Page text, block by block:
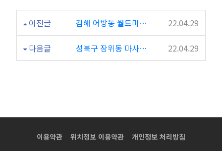
코
리
아
라
이전글 김해 어방동 월드마사지 후기요 ~~ 22.04.29
다음글 성북구 장위동 마사지샵 M타이 후기!! 이렇게곳이 있었다니~ 22.04.29
이용약관 위치정보 이용약관 개인정보 처리방침